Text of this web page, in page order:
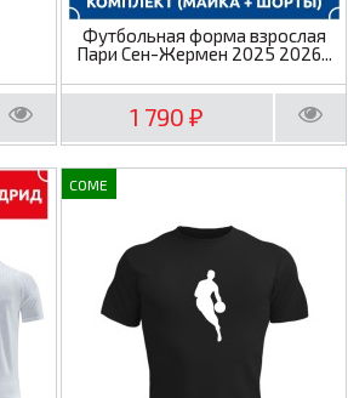
Футбольная форма взрослая
Пари Сен-Жермен 2025 2026...
1 790₽
COME